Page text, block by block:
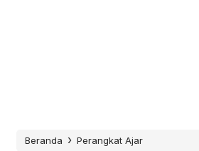
Beranda › Perangkat Ajar